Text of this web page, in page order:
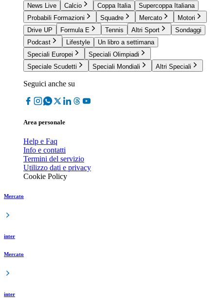
News Live
Calcio Coppa Italia
Supercoppa Italiana
Probabili Formazioni
Squadre Mercato
Motori
Drive UP
Formula E Tennis Altri Sport
Sondaggi
Podcast
Lifestyle
Un libro a settimana
Speciali Europei
Speciali Olimpiadi
Speciale Scudetti
Speciali Mondiali Altri Speciali
Seguici anche su
Area personale
Help e Faq
Info e contatti
Termini del servizio
Utilizzo dati e privacy
Cookie Policy
Mercato
inter
Mercato
inter